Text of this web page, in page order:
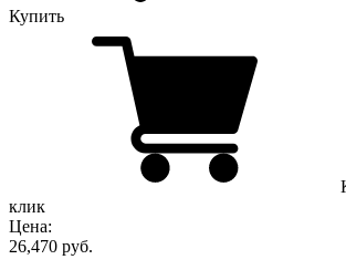
Купить
клик
Цена:
26,470 руб.